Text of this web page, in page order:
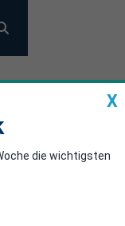
X
die wichtigsten